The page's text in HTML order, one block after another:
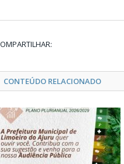
CONTEÚDO RELACIONADO